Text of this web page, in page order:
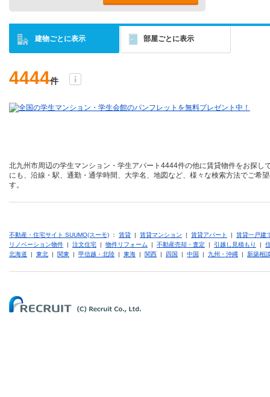
建物ごとに表示 部屋ごとに表示
4444件
北九州市周辺の学生マンション・学生アパート4444件の他に賃貸物件をお探
にも、沿線・駅、通勤・通学時間、大学名、地図など、様々な検索方法でご希
す。
不動産・住宅サイト SUUMO(スーモ) ： 賃貸 | 賃貸マンション | 賃貸アパート | 賃貸一戸建
リノベーション物件 | 注文住宅 | 物件リフォーム | 不動産売却・査定 | 引越し見積もり |
北海道 | 東北 | 関東 | 甲信越・北陸 | 東海 | 関西 | 四国 | 中国 | 九州・沖縄 | 新築相